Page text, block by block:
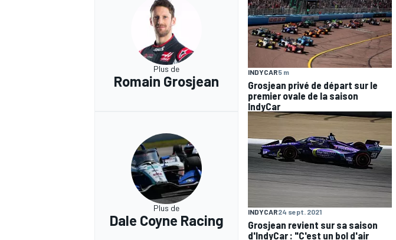
Plus de
Romain Grosjean
INDYCAR5 m
Grosjean privé de départ sur le
premier ovale de la saison
IndyCar
Plus de
Dale Coyne Racing
INDYCAR24 sept. 2021
Grosjean revient sur sa saison
d'IndyCar : "C'est un bol d'air